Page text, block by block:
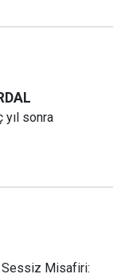
yıl sonra
Sessiz Misafiri: